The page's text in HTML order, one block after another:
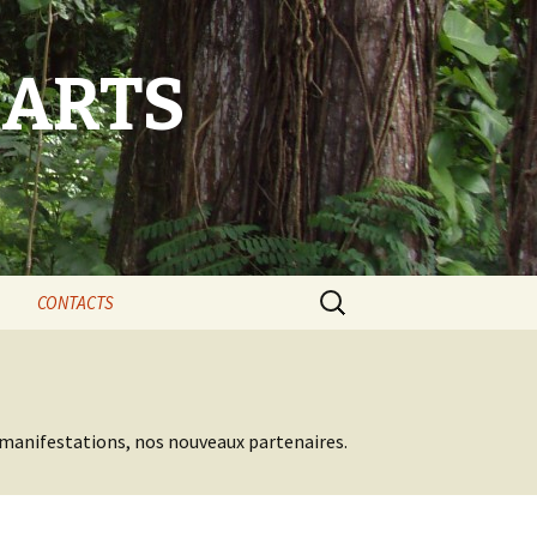
CONTACTS Rechercher :
nos nouveaux partenaires.